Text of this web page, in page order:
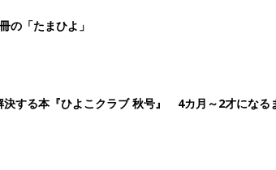
の「たまひよ」
決する本『ひよこクラブ 秋号』 4カ月～2才になる